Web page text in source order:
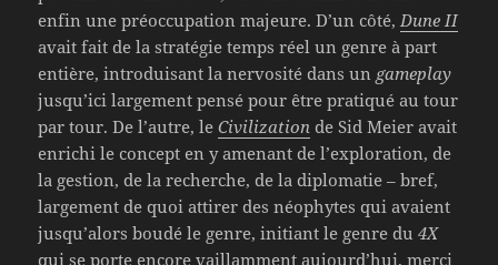
enfin une préoccupation majeure. D’un côté, Dune II
avait fait de la stratégie temps réel un genre à part
entière, introduisant la nervosité dans un gameplay
jusqu’ici largement pensé pour être pratiqué au tour
par tour. De l’autre, leCivilization de Sid Meier avait
enrichi le concept en y amenant de l’exploration, de
la gestion, de la recherche, de la diplomatie – bref,
largement de quoi attirer des néophytes qui avaient
jusqu’alors boudé le genre, initiant le genre du4X
qui se porte encore vaillamment aujourd’hui, merci